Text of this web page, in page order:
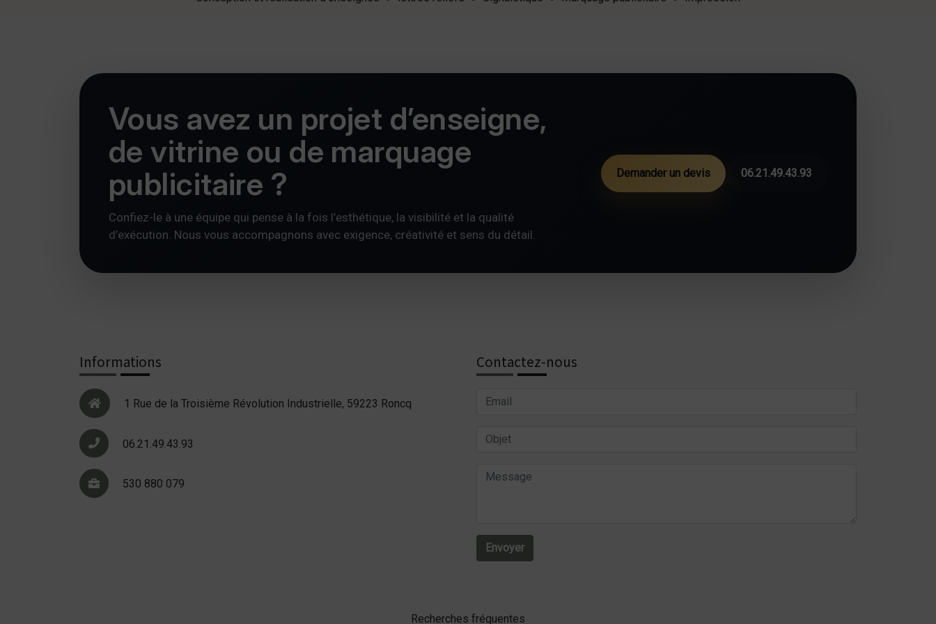
Vous avez un projet d’enseigne,
de vitrine ou de marquage
publicitaire ?
Confiez-le à une équipe qui pense à la fois l’esthétique, la visibilité et la qualité
d’exécution. Nous vous accompagnons avec exigence, créativité et sens du détail.
Demander un devis 06.21.49.43.93
Informations
1 Rue de la Troisième Révolution Industrielle, 59223 Roncq
06.21.49.43.93
530 880 079
Contactez-nous
Envoyer
Recherches fréquentes